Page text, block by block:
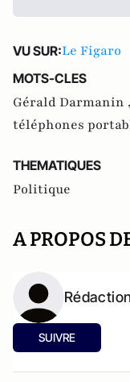
VU SUR:Le Figaro
MOTS-CLES
Gérald Darmanin ,
téléphones
THEMATIQUES
Politique
A PROPOS
SUIVRE